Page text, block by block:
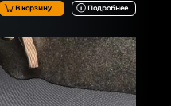
В корзину Подробнее